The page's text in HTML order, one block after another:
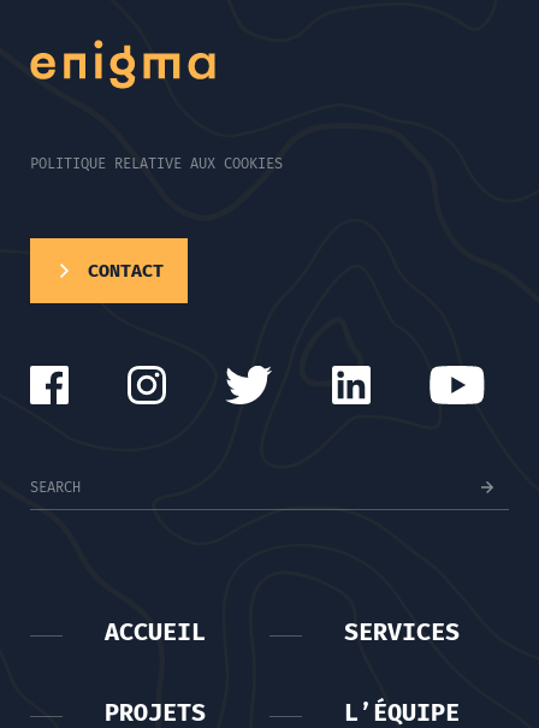
POLITIQUE RELATIVE AUX COOKIES
CONTACT
ACCUEIL SERVICES
PROJETS L’ÉQUIPE